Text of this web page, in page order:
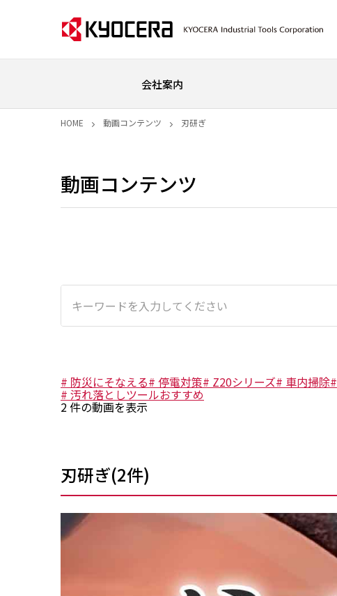
会社案内
HOME 動画コンテンツ 刃研ぎ
動画コンテンツ
# 防災にそなえる# 停電対策# Z20シリーズ# 車内掃除#
# 汚れ落としツールおすすめ
2件の動画を表示
刃研ぎ(2件)